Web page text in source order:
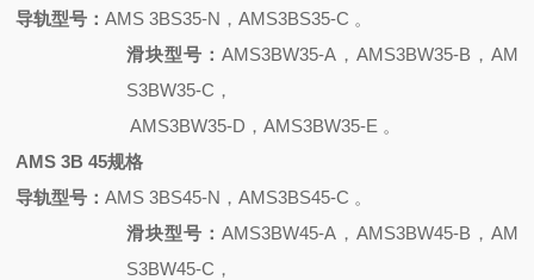
导轨型号：AMS 3BS35-N，AMS3BS35-C 。
滑块型号： AMS3BW35-A，AMS3BW35-B，AM
S3BW35-C，
AMS3BW35-D，AMS3BW35-E 。
AMS 3B 45规格
导轨型号：AMS 3BS45-N，AMS3BS45-C 。
滑块型号： AMS3BW45-A，AMS3BW45-B，AM
S3BW45-C，